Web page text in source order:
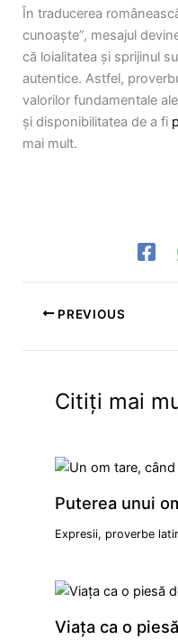
În traducerea
cunoaște”, mesajul
că loialitatea și sprijinul
autentice. Astfel,
valorilor fundamentale
și disponibilitatea de a fi
mai mult.
PREVIOUS
Citiți mai
Puterea unui
Expresii, proverbe
Viața ca o